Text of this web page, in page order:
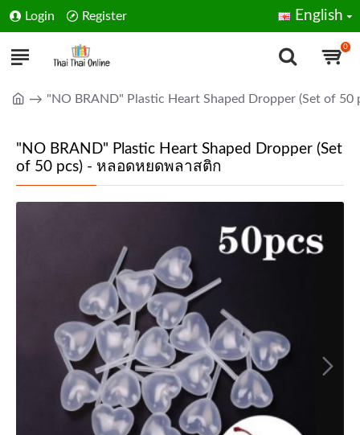
Login Register English
0
"NO BRAND" Plastic Heart Shaped Dropper (Set of
"NO BRAND" Plastic Heart Shaped Dropper (Set
of 50 pcs) - หลอดหยดพลาสติก